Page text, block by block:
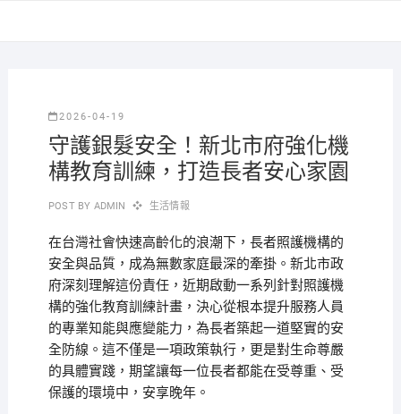
2026-04-19
守護銀髮安全！新北市府強化機
構教育訓練，打造長者安心家園
POST BY ADMIN 生活情報
在台灣社會快速高齡化的浪潮下，長者照護機構的
安全與品質，成為無數家庭最深的牽掛。新北市政
府深刻理解這份責任，近期啟動一系列針對照護機
構的強化教育訓練計畫，決心從根本提升服務人員
的專業知能與應變能力，為長者築起一道堅實的安
全防線。這不僅是一項政策執行，更是對生命尊嚴
的具體實踐，期望讓每一位長者都能在受尊重、受
保護的環境中，安享晚年。